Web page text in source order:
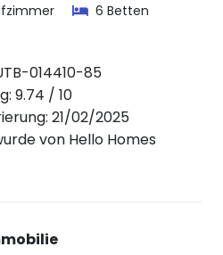
6 Betten
014410-85
9.74 / 10
21/02/2025
von Hello Homes